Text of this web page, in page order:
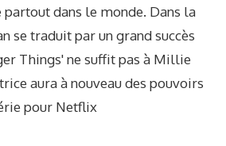
dans le monde. Dans la
se traduit par un grand succès
Things' ne suffit pas à Millie
aura à nouveau des pouvoirs
pour Netflix